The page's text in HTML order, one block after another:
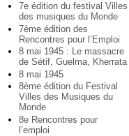
7e édition du festival Villes
des musiques du Monde
7ème édition des
Rencontres pour l’Emploi
8 mai 1945 : Le massacre
de Sétif, Guelma, Kherrata
8 mai 1945
8ème édition du Festival
Villes des Musiques du
Monde
8e Rencontres pour
l’emploi